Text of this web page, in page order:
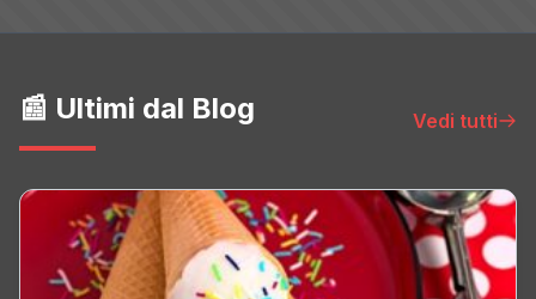
📰 Ultimi dal Blog Vedi tutti